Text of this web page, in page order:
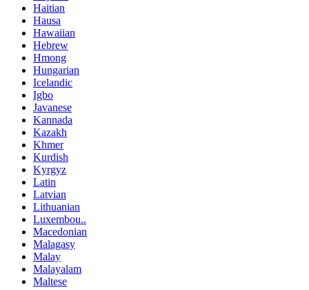
Haitian
Hausa
Hawaiian
Hebrew
Hmong
Hungarian
Icelandic
Igbo
Javanese
Kannada
Kazakh
Khmer
Kurdish
Kyrgyz
Latin
Latvian
Lithuanian
Luxembou..
Macedonian
Malagasy
Malay
Malayalam
Maltese